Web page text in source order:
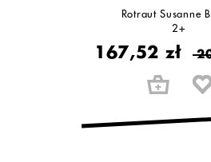
Rotraut Susanne
2+
167,52 zł